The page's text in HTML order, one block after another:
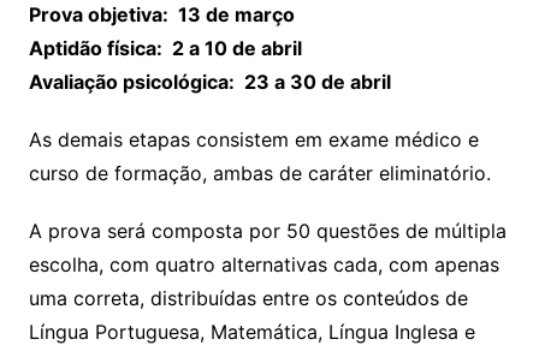
Prova objetiva: 13 de março
Aptidão física: 2 a 10 de abril
Avaliação psicológica: 23 a 30 de abril
As demais etapas consistem em exame médico e
curso de formação, ambas de caráter eliminatório.
A prova será composta por 50 questões de múltipla
escolha, com quatro alternativas cada, com apenas
uma correta, distribuídas entre os conteúdos de
Língua Portuguesa, Matemática, Língua Inglesa e